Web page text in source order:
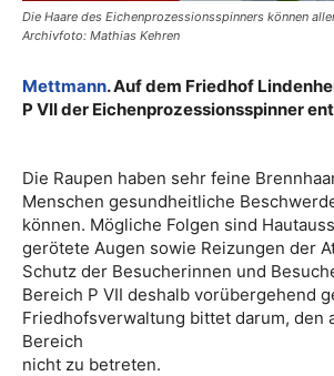
Die Haare des Eichenprozessionsspinners können
Archivfoto: Mathias Kehren
Mettmann. Auf dem Friedhof
P VII der Eichenprozessionsspinner
Die Raupen haben sehr feine
Menschen gesundheitliche
können. Mögliche Folgen sind
gerötete Augen sowie Reizungen der
Schutz der Besucherinnen und
Bereich P VII deshalb vorübergehend
Friedhofsverwaltung bittet darum, den
Bereich
nicht zu betreten.